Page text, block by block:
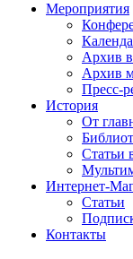
Мероприятия
Архив
Архив
Пресс-
История
От
Статьи
Интернет-
Статьи
Контакты